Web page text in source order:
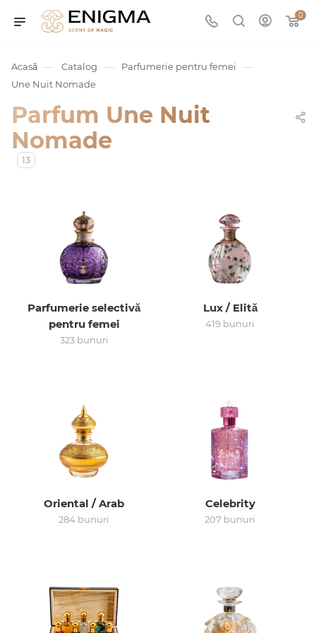
0
Acasă — Catalog — Parfumerie pentru femei —
Une Nuit Nomade
Parfum Une Nuit
Nomade
13
Parfumerie selectivă
pentru femei
323 bunuri
Lux / Elită
419 bunuri
Oriental / Arab
284 bunuri
Celebrity
207 bunuri